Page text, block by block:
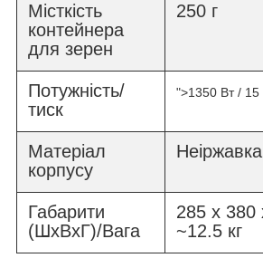
Місткість
контейнера
для зерен
250 г
Потужність/
тиск
">1350 Вт / 15
Матеріал
корпусу
Габарити
(ШхВхГ)/Вага
285 x
~12.5 кг